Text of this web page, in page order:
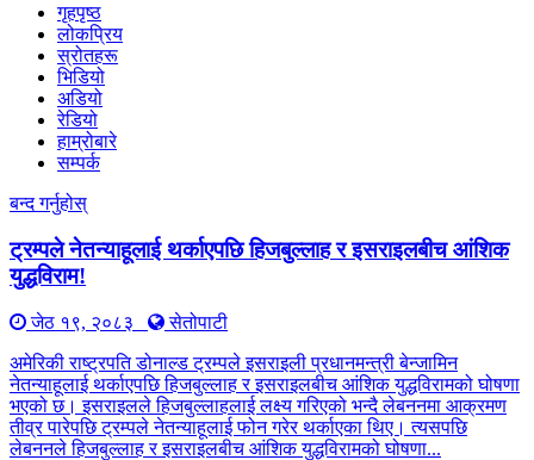
गृहपृष्ठ
लोकप्रिय
स्रोतहरू
भिडियो
अडियो
रेडियो
हाम्रोबारे
सम्पर्क
बन्द गर्नुहोस्
ट्रम्पले नेतन्याहूलाई थर्काएपछि हिजबुल्लाह र इसराइलबीच आंशिक
युद्धविराम!
जेठ १९, २०८३
सेतोपाटी
अमेरिकी राष्ट्रपति डोनाल्ड ट्रम्पले इसराइली प्रधानमन्त्री बेन्जामिन
नेतन्याहूलाई थर्काएपछि हिजबुल्लाह र इसराइलबीच आंशिक युद्धविरामको घोषणा
भएको छ। इसराइलले हिजबुल्लाहलाई लक्ष्य गरिएको भन्दै लेबननमा आक्रमण
तीव्र पारेपछि ट्रम्पले नेतन्याहूलाई फोन गरेर थर्काएका थिए। त्यसपछि
लेबननले हिजबुल्लाह र इसराइलबीच आंशिक युद्धविरामको घोषणा...